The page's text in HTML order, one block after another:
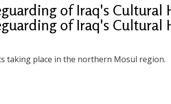
of Iraq's Cultural
of Iraq's Cultural
taking place in the northern Mosul region.